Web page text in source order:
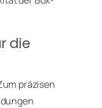
die
präzisen